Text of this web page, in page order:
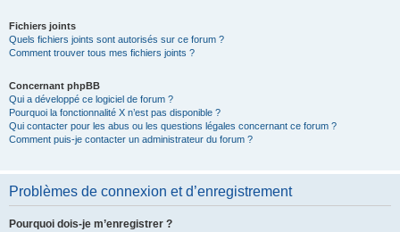
Fichiers joints
Quels fichiers joints sont autorisés sur ce forum ?
Comment trouver tous mes fichiers joints ?
Concernant phpBB
Qui a développé ce logiciel de forum ?
Pourquoi la fonctionnalité X n’est pas disponible ?
Qui contacter pour les abus ou les questions légales concernant ce forum ?
Comment puis-je contacter un administrateur du forum ?
Problèmes de connexion et d’enregistrement
Pourquoi dois-je m’enregistrer ?